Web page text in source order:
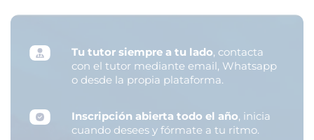
Tu tutor siempre a tu lado, contacta
con el tutor mediante email, Whatsapp
o desde la propia plataforma.
Inscripción abierta todo el año, inicia
cuando desees y fórmate a tu ritmo.